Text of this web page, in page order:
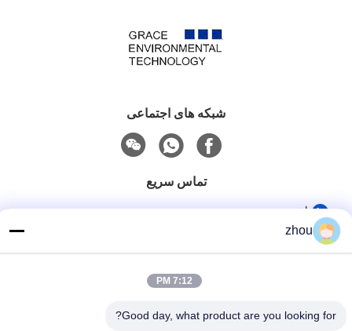
شبکه های اجتماعی
تماس سریع
تلفن
آدرس
zhou
7:12 PM
Good day, what product are you looking for?